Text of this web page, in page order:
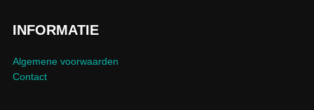
INFORMATIE
Algemene voorwaarden
Contact